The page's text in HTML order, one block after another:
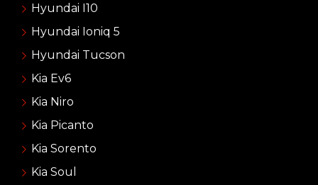
Hyundai I10
Hyundai Ioniq 5
Hyundai Tucson
Kia Ev6
Kia Niro
Kia Picanto
Kia Sorento
Kia Soul